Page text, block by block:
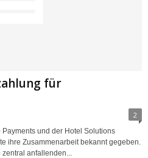
für
2
und der Hotel Solutions
ihre Zusammenarbeit bekannt gegeben.
anfallenden...